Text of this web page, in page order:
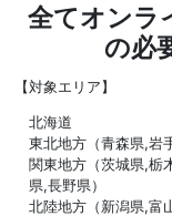
全てオンラ
の必
【対象エリア】
北海道
東北地方（青森県,岩
関東地方（茨城県,栃
県,長野県）
北陸地方（新潟県,富